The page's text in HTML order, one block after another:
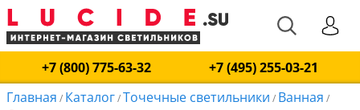
+7 (800) 775-63-32
+7 (495) 255-03-21
Главная / Каталог/Точечные светильники / Ванная /